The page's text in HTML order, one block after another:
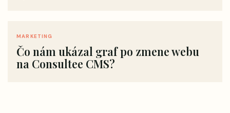
MARKETING
Čo nám ukázal graf po zmene webu
na Consultee CMS?